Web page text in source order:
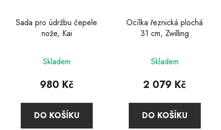
Sada pro údržbu čepele
nože, Kai
Skladem
980 Kč
DO KOŠÍKU
Ocílka řeznická plochá
31 cm, Zwilling
Skladem
2 079 Kč
DO KOŠÍKU